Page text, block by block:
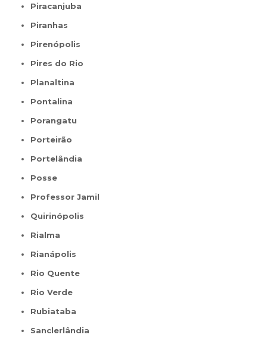
Piracanjuba
Piranhas
Pirenópolis
Pires do Rio
Planaltina
Pontalina
Porangatu
Porteirão
Portelândia
Posse
Professor Jamil
Quirinópolis
Rialma
Rianápolis
Rio Quente
Rio Verde
Rubiataba
Sanclerlândia